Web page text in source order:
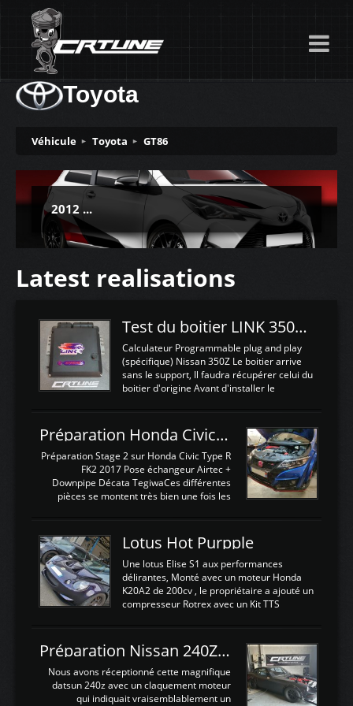
Toyota
Véhicule Toyota GT86
2012 ...
Latest realisations
Test du boitier LINK 350Z Plugin ECU
Calculateur Programmable plug and play
(spécifique) Nissan 350Z Le boitier arrive
sans le support, Il faudra récupérer celui du
boitier d'origine Avant d'installer le
d'envoyer l'information de la large bande
dans le boitier. sydney sweeney deepfake
La sortie 0-5V de l'afr sera connectée sur
l'entrée AN Volt 8 et GndAN pour
Analogique, et Volt car l'information est une
tension (Pas une résistance variable d'un
est temps de brancher le ...
Préparation Honda Civic Type R FK2
Préparation Stage 2 sur Honda Civic Type R
FK2 2017 Pose échangeur Airtec +
Downpipe Décata TegiwaCes différentes
pièces se montent très bien une fois les
légere découpe du plastique inferieur,
negénant en rien la structure ou le
fonctionnement du fond plat. Une
reprogrammation Stage 2 est faite sur le
calculateur d'origine. Une alternative
économique au passage sur Hondata
d'origine 310cv et 400Nn , Une fois
reprogrammé et les ...
Lotus Hot Purpple
Une lotus Elise S1 aux performances
délirantes, Monté avec un moteur Honda
K20A2 de 200cv , le propriétaire a ajouté un
compresseur Rotrex avec un Kit TTS
d'augmenter la puissance de son moteur:
un watercooler a été ajouté. 300Cv sans
échangeurLa lotus équipée d'un Hondata
Kpro et d'une large bande pour le réglage
Avantages et inconvénients d'un
Préparation Nissan 240Z SR20DET
Nous avons réceptionné cette magnifique
datsun 240z avec un claquement moteur
qui indiquait vraisemblablement un